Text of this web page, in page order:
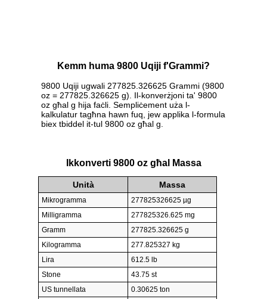
Kemm huma 9800 Uqiji f'Grammi?
9800 Uqiji ugwali 277825.326625 Grammi (9800
oz = 277825.326625 g). Il-konverżjoni ta' 9800
oz għal g hija faċli. Sempliċement uża l-
kalkulatur tagħna hawn fuq, jew applika l-formula
biex tbiddel it-tul 9800 oz għal g.
Ikkonverti 9800 oz għal Massa
Unità Massa
Mikrogramma
277825326625 µg
Milligramma
277825326.625 mg
Gramm
277825.326625 g
Kilogramma
277.825327 kg
Lira
612.5 lb
Stone
43.75 st
US tunnellata
0.30625 ton